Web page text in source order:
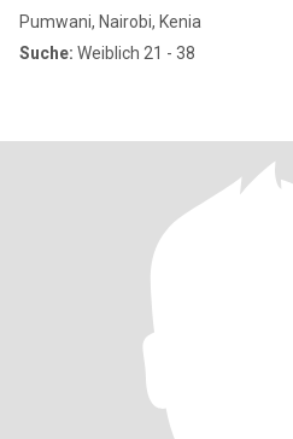
Pumwani, Nairobi, Kenia
Suche: Weiblich 21 - 38